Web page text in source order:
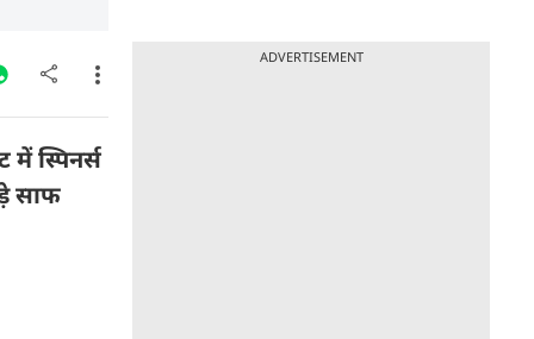
में स्पिनर्स
साफ
ADVERTISEMENT